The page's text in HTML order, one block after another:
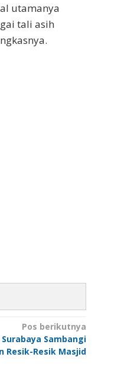
utamanya
tali asih
Pos berikutnya
Surabaya Sambangi
Resik-Resik Masjid